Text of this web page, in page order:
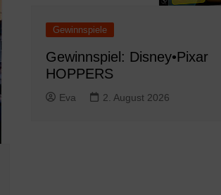
Gewinnspiele
Gewinnspiel: Disney•Pixar
HOPPERS
Eva 2. August 2026